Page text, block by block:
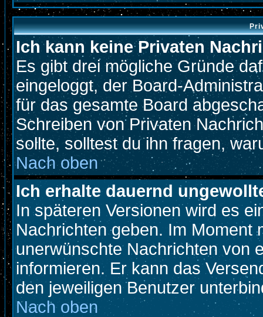
Ich kann keine Privaten
Es gibt drei mögliche Gründe
eingeloggt, der Board-
für das gesamte Board
Schreiben von Privaten
sollte, solltest du ihn fragen,
Nach oben
Ich erhalte dauernd
In späteren Versionen wird es
Nachrichten geben. Im Moment
unerwünschte Nachrichten von
informieren. Er kann das
den jeweiligen Benutzer
Nach oben